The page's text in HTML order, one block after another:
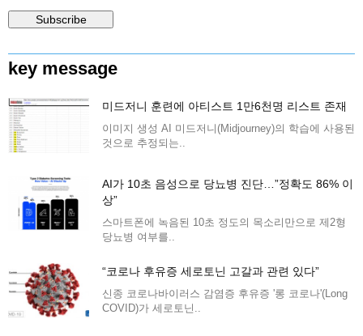
key message
미드저니 훈련에 아티스트 1만6천명 리스트 존재
이미지 생성 AI 미드저니(Midjourney)의 학습에 사용된
것으로 추정되는..
AI가 10초 음성으로 당뇨병 진단…”정확도 86% 이
상”
스마트폰에 녹음된 10초 정도의 목소리만으로 제2형
당뇨병 여부를..
“코로나 후유증 세로토닌 고갈과 관련 있다”
신종 코로나바이러스 감염증 후유증 '롱 코로나'(Long
COVID)가 세로토닌..